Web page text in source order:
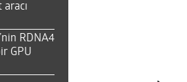
RDNA4
GPU